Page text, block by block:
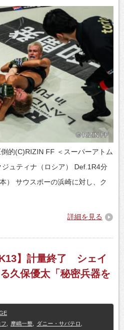
的(C)RIZIN FF ＜スーパーアトム
ュティナ（ロシア） Def.1R4分
） サウスポーの浜崎に対し、ク
詳細を見る
】計量終了 シェイ
久保優太「秘密兵器を
摩嶋一整 ダニー・サバテロ